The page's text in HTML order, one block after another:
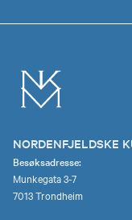
NORDENFJELDSKE
Besøksadresse:
Munkegata 3-7
7013 Trondheim